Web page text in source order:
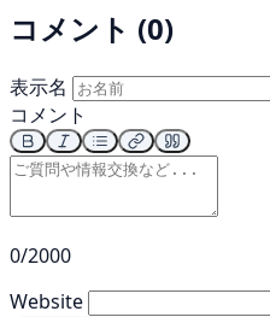
コメント (0)
表示名
コメント
0/2000
Website